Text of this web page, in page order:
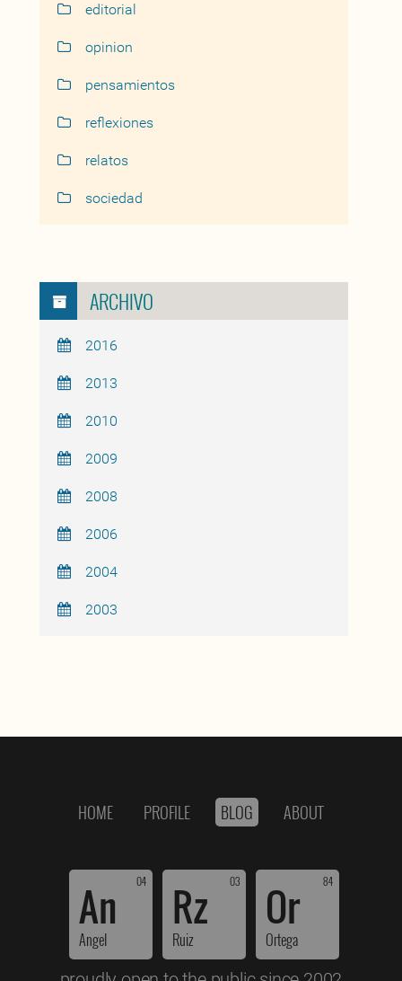
editorial
opinion
pensamientos
reflexiones
relatos
sociedad
ARCHIVO
2016
2013
2010
2009
2008
2006
2004
2003
HOME PROFILE BLOG ABOUT
04
An
Angel
03
Rz
Ruiz
84
Or
Ortega